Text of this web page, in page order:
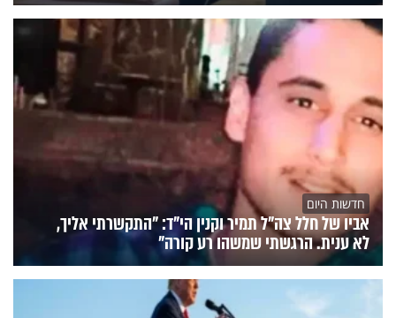
חדשות היום
אביו של חלל צה"ל תמיר וקנין הי"ד: "התקשרתי אליך,
לא ענית. הרגשתי שמשהו רע קורה"